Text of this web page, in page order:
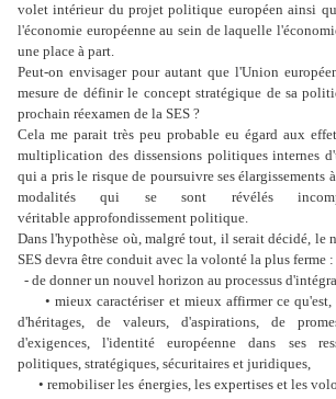
volet intérieur du projet politique européen ainsi
l'économie européenne au sein de laquelle
une place à part.
Peut-on envisager pour autant que l'Union
mesure de définir le concept stratégique de sa
prochain réexamen de la SES ?
Cela me parait très peu probable eu égard aux
multiplication des dissensions politiques internes
qui a pris le risque de poursuivre ses élargissements
modalités qui se sont révélés
véritable approfondissement politique.
Dans l'hypothèse où, malgré tout, il serait décidé, le
SES devra être conduit avec la volonté la plus ferme :
- de donner un nouvel horizon au processus
• mieux caractériser et mieux affirmer ce qu'est,
d'héritages, de valeurs, d'aspirations, de
d'exigences, l'identité européenne dans ses
politiques, stratégiques, sécuritaires et juridiques,
• remobiliser les énergies, les expertises et les